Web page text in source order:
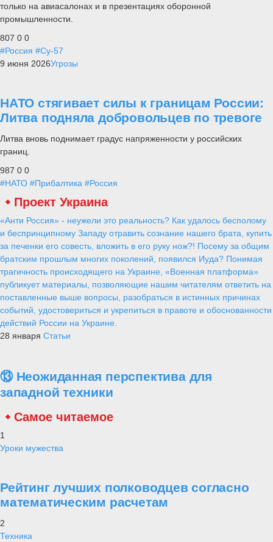
только на авиасалонах и в презентациях оборонной
промышленности.
807 0 0
#Россия #Су-57
9 июня 2026Угрозы
НАТО стягивает силы к границам России:
Литва подняла добровольцев по тревоге
Литва вновь поднимает градус напряженности у российских
границ.
987 0 0
#НАТО #Прибалтика #Россия
Проект Украина
«Анти Россия» - неужели это реальность? Как удалось бесполому
и беспринципному Западу отравить сознание нашего брата, купить
за печенки его совесть, вложить в его руку нож?! Посему за общим
братским прошлым многих поколений, появился Иуда? Понимая
трагичность происходящего на Украине, «Военная платформа»
публикует материалы, позволяющие нашим читателям ответить на
поставленные выше вопросы, разобраться в истинных причинах
событий, удостовериться и укрепиться в правоте и обоснованности
действий России на Украине.
28 января Статьи
⑬ Неожиданная перспектива для
западной техники
Самое читаемое
1
Уроки мужества
Рейтинг лучших полководцев согласно
математическим расчетам
2
Техника